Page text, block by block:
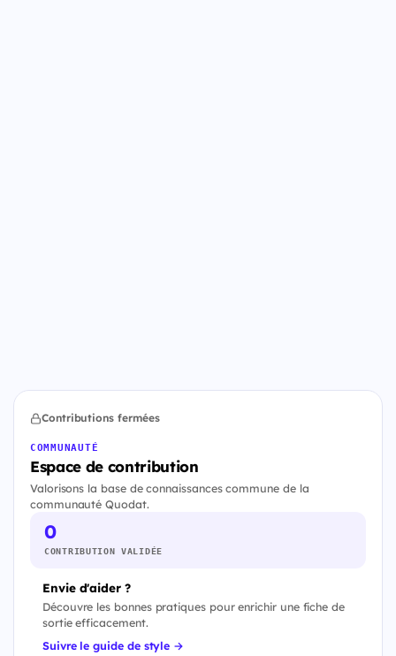
Contributions fermées
COMMUNAUTÉ
Espace de contribution
Valorisons la base de connaissances commune de la
communauté Quodat.
0
CONTRIBUTION VALIDÉE
Envie d'aider ?
Découvre les bonnes pratiques pour enrichir une fiche de
sortie efficacement.
Suivre le guide de style →